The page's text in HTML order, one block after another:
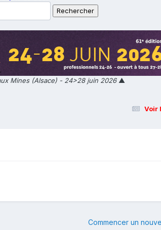
Mines (Alsace) - 24>28 juin 2026▲
Voir
Commencer un